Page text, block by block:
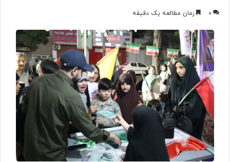
0 زمان مطالعه یک دقیقه